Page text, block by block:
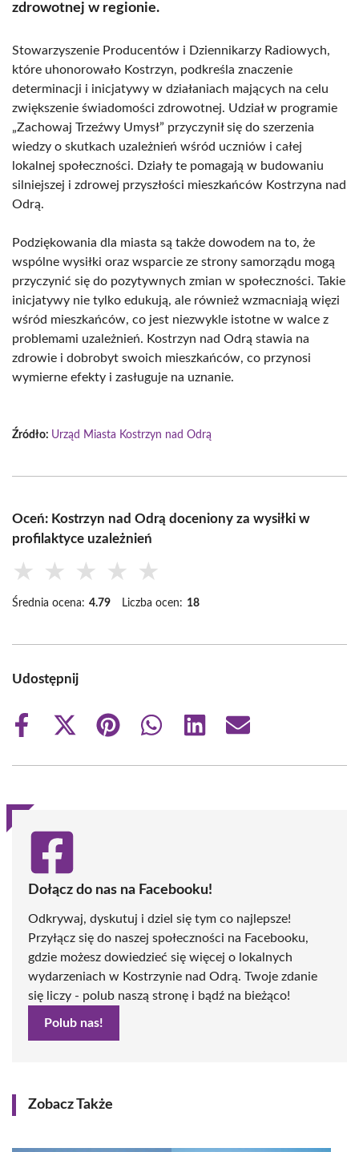
zdrowotnej w regionie.
Stowarzyszenie Producentów i Dziennikarzy Radiowych,
które uhonorowało Kostrzyn, podkreśla znaczenie
determinacji i inicjatywy w działaniach mających na celu
zwiększenie świadomości zdrowotnej. Udział w programie
„Zachowaj Trzeźwy Umysł” przyczynił się do szerzenia
wiedzy o skutkach uzależnień wśród uczniów i całej
lokalnej społeczności. Działy te pomagają w budowaniu
silniejszej i zdrowej przyszłości mieszkańców Kostrzyna nad
Odrą.
Podziękowania dla miasta są także dowodem na to, że
wspólne wysiłki oraz wsparcie ze strony samorządu mogą
przyczynić się do pozytywnych zmian w społeczności. Takie
inicjatywy nie tylko edukują, ale również wzmacniają więzi
wśród mieszkańców, co jest niezwykle istotne w walce z
problemami uzależnień. Kostrzyn nad Odrą stawia na
zdrowie i dobrobyt swoich mieszkańców, co przynosi
wymierne efekty i zasługuje na uznanie.
Źródło: Urząd Miasta Kostrzyn nad Odrą
Oceń: Kostrzyn nad Odrą doceniony za wysiłki w
profilaktyce uzależnień
★ ★ ★ ★ ★
Średnia ocena: 4.79 Liczba ocen: 18
Udostępnij
Share
Share
(Twitter)
Share
Share
Share
Share
Dołącz do nas na Facebooku!
Odkrywaj, dyskutuj i dziel się tym co najlepsze!
Przyłącz się do naszej społeczności na Facebooku,
gdzie możesz dowiedzieć się więcej o lokalnych
wydarzeniach w Kostrzynie nad Odrą. Twoje zdanie
się liczy - polub naszą stronę i bądź na bieżąco!
Polub nas!
Zobacz Także